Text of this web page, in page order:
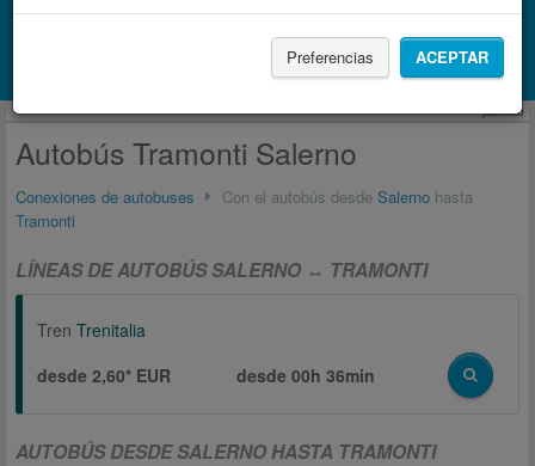
Preferencias ACEPTAR
Busca también alojamiento con Booking.com
publicidad
Autobús Tramonti Salerno
Conexiones de autobuses Con el autobús desde Salerno hasta
Tramonti
LÍNEAS DE AUTOBÚS SALERNO ↔ TRAMONTI
Tren Trenitalia
desde 2,60* EUR
desde00h 36min
AUTOBÚS DESDE SALERNO HASTA TRAMONTI